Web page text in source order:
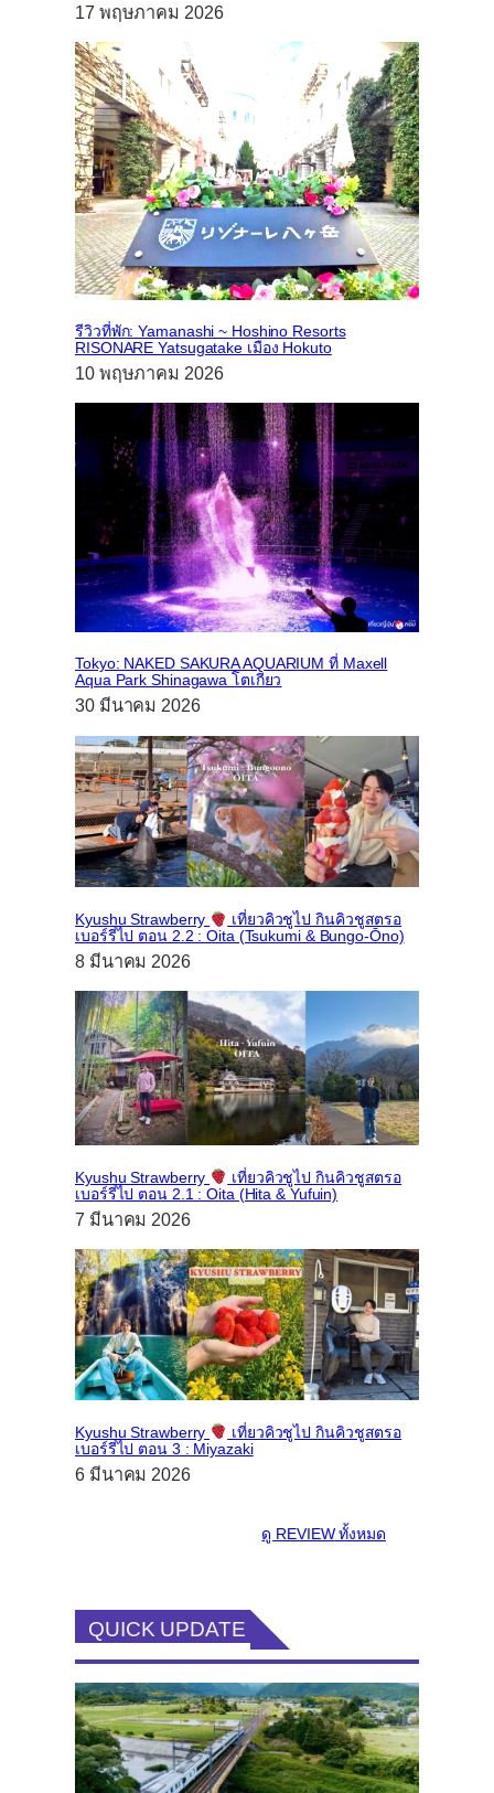
17 พฤษภาคม 2026
รีวิวที่พัก: Yamanashi ~ Hoshino Resorts
RISONARE Yatsugatake เมือง Hokuto
10 พฤษภาคม 2026
Tokyo: NAKED SAKURA AQUARIUM ที่ Maxell
Aqua Park Shinagawa โตเกียว
30 มีนาคม 2026
Kyushu Strawberry
เที่ยวคิวชูไป กินคิวชูสตรอ
เบอร์รี่ไป ตอน 2.2 : Oita (Tsukumi & Bungo-Ōno)
8 มีนาคม 2026
Kyushu Strawberry
เที่ยวคิวชูไป กินคิวชูสตรอ
เบอร์รี่ไป ตอน 2.1 : Oita (Hita & Yufuin)
7 มีนาคม 2026
Kyushu Strawberry
เที่ยวคิวชูไป กินคิวชูสตรอ
เบอร์รี่ไป ตอน 3 : Miyazaki
6 มีนาคม 2026
ดู REVIEWทั้งหมด
QUICK UPDATE